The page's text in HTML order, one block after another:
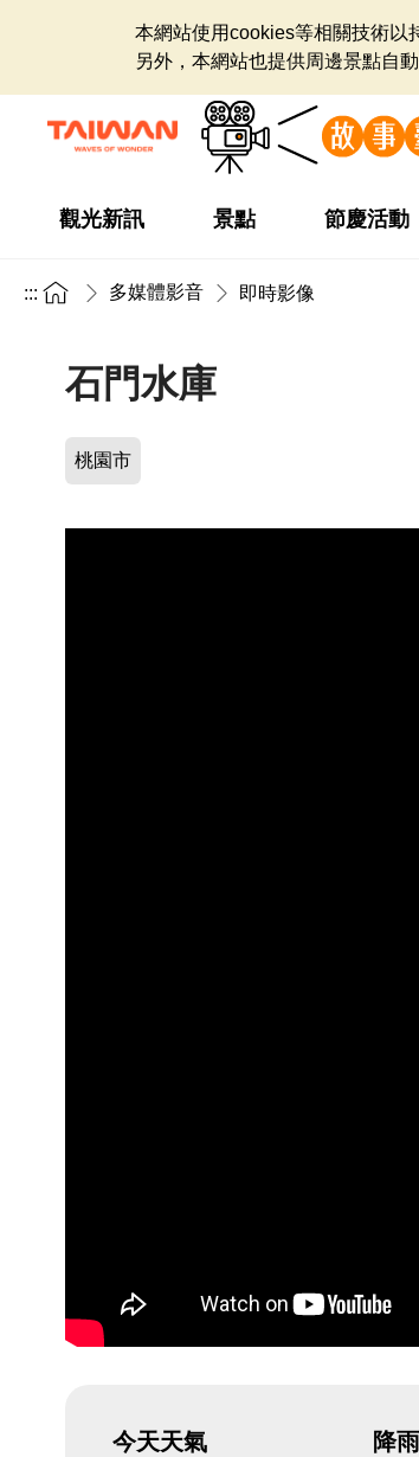
本網站使用cookies等相關技術以
另外，本網站也提供周邊景點自
觀光新訊 景點 節慶活動
::: 多媒體影音 即時影像
石門水庫
桃園市
今天天氣 降